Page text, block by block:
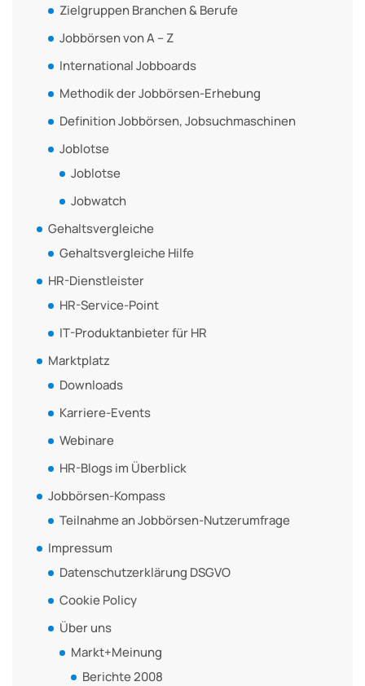
Zielgruppen Branchen & Berufe
Jobbörsen von A – Z
International Jobboards
Methodik der Jobbörsen-Erhebung
Definition Jobbörsen, Jobsuchmaschinen
Joblotse
Joblotse
Jobwatch
Gehaltsvergleiche
Gehaltsvergleiche Hilfe
HR-Dienstleister
HR-Service-Point
IT-Produktanbieter für HR
Marktplatz
Downloads
Karriere-Events
Webinare
HR-Blogs im Überblick
Jobbörsen-Kompass
Teilnahme an Jobbörsen-Nutzerumfrage
Impressum
Datenschutzerklärung DSGVO
Cookie Policy
Über uns
Markt+Meinung
Berichte 2008